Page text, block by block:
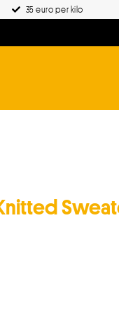
35 euro per kilo